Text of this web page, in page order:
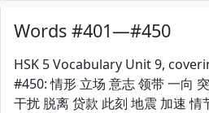
Words #401—#450
HSK 5 Vocabulary Unit 9,
#450: 情形 立场 意志 领带 一向
干扰 脱离 贷款 此刻 地震 加速 情